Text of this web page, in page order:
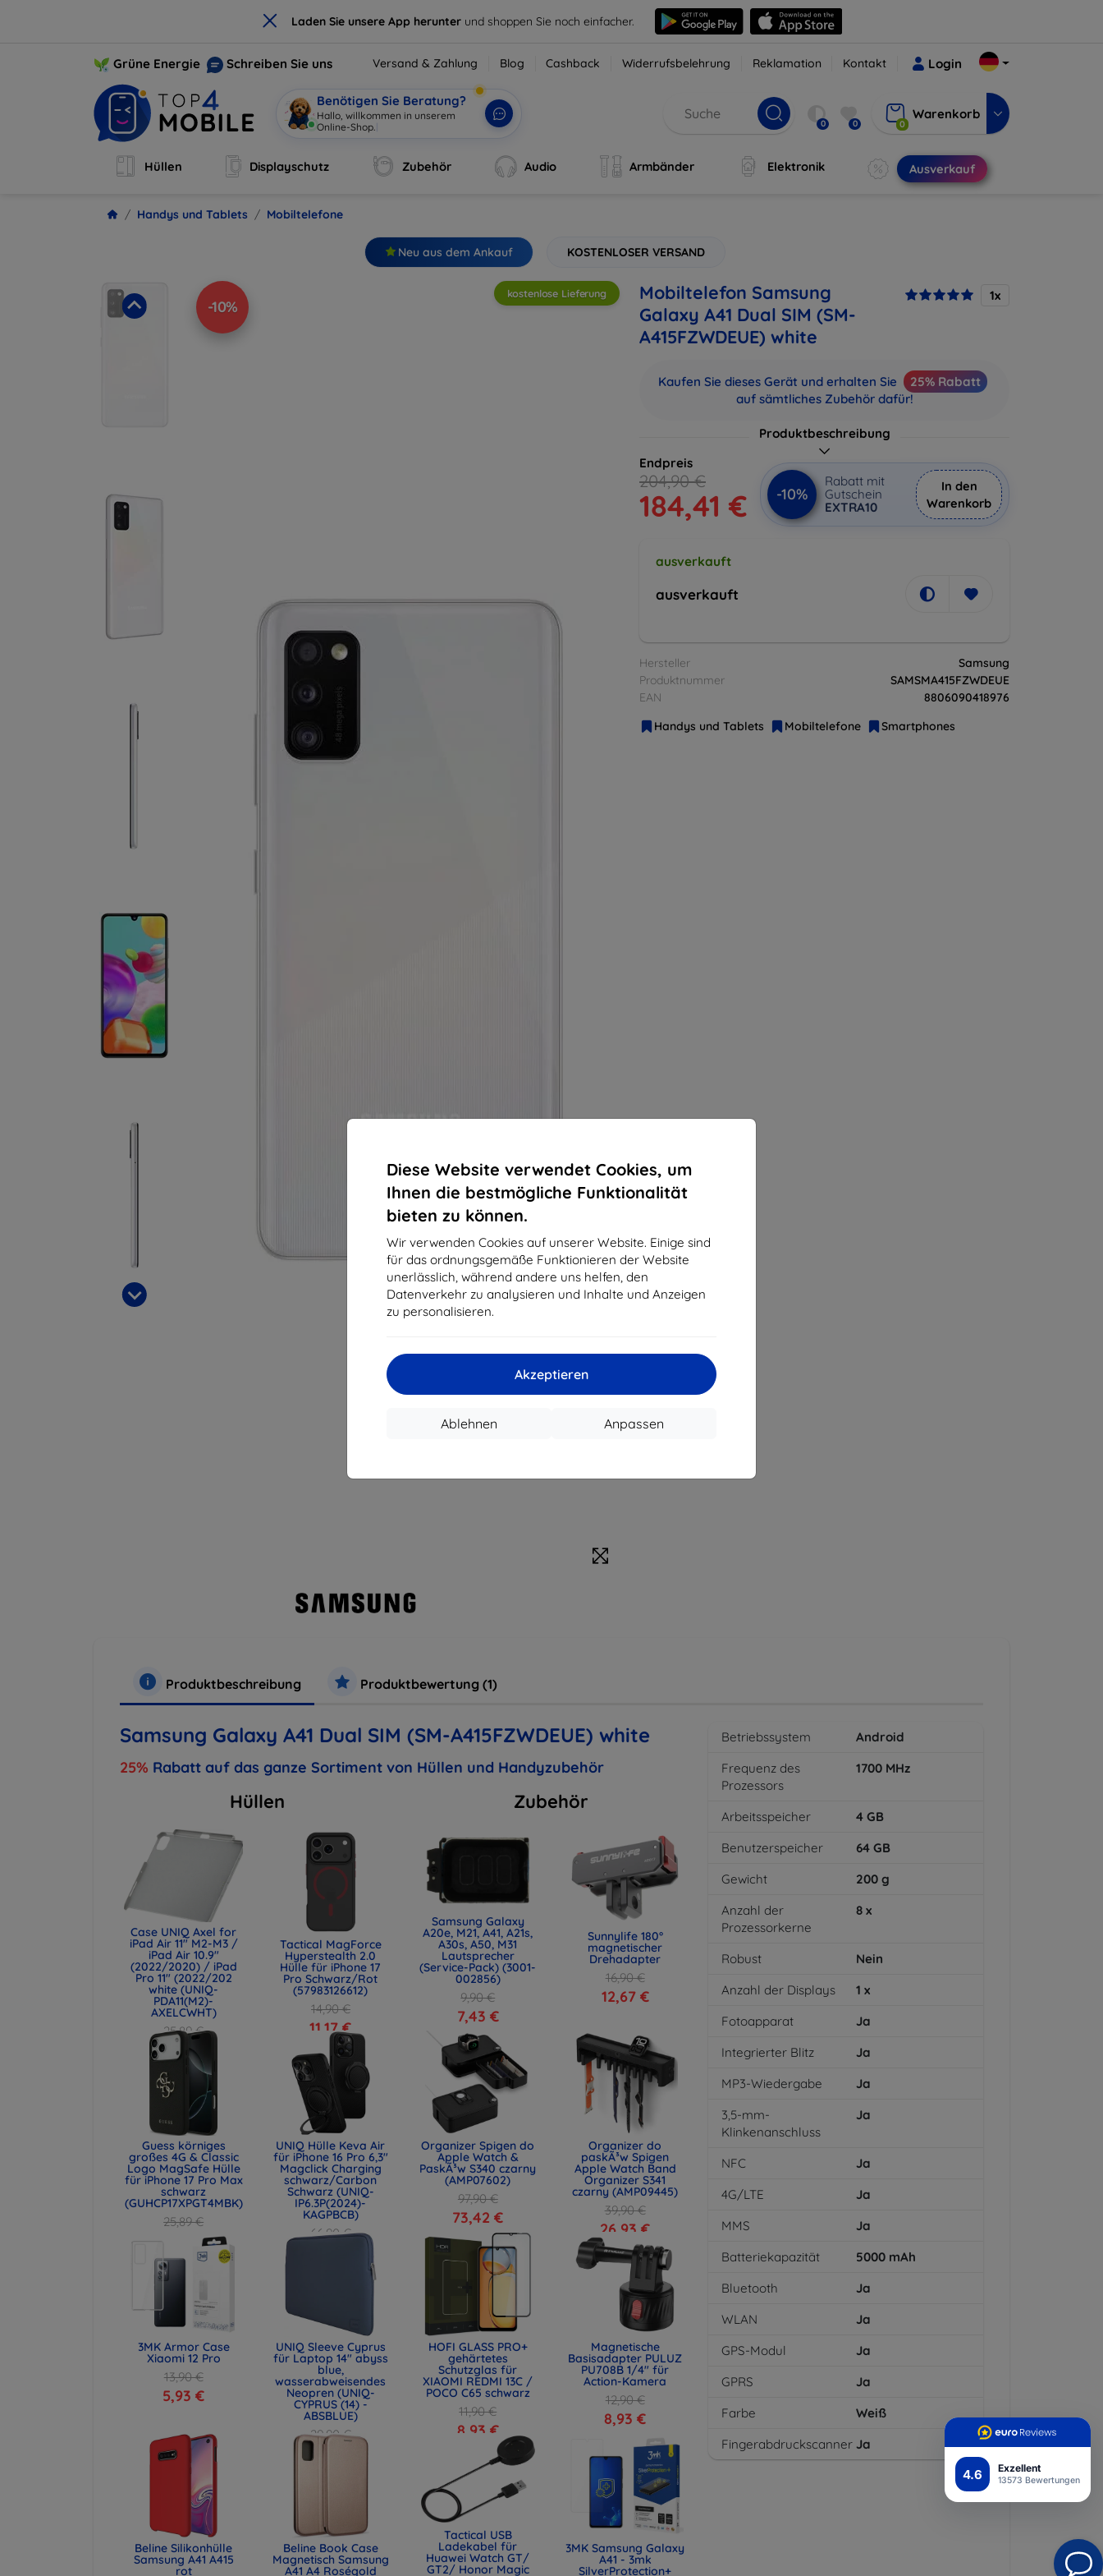
× Laden Sie unsere App herunter und shoppen Sie noch einfacher.
4.6 Exzellent
13573 Bewertungen
Diese Website verwendet Cookies, um
Ihnen die bestmögliche Funktionalität
bieten zu können.
Wir verwenden Cookies auf unserer Website. Einige sind
für das ordnungsgemäße Funktionieren der Website
unerlässlich, während andere uns helfen, den
Datenverkehr zu analysieren und Inhalte und Anzeigen
zu personalisieren.
Akzeptieren
Anpassen
Ablehnen
Grüne Energie Schreiben Sie uns Versand & Zahlung Blog Cashback Widerrufsbelehrung Reklamation Kontakt Login
Benötigen Sie Beratung?
Hallo, willkommen in unserem
Online-Shop.
0 0 0
Warenkorb
Hüllen Displayschutz Zubehör Audio Armbänder Elektronik Ausverkauf
Handys und Tablets Mobiltelefone
Neu aus dem Ankauf KOSTENLOSER VERSAND
-10%
kostenlose Lieferung
Mobiltelefon Samsung
Galaxy A41 Dual SIM (SM-
A415FZWDEUE) white
1x
Kaufen Sie dieses Gerät und erhalten Sie
25% Rabatt
auf sämtliches Zubehör dafür!
Produktbeschreibung
Endpreis
204,90 €
184,41 € -10%
Rabatt mit
Gutschein
EXTRA10
In den
Warenkorb
ausverkauft
ausverkauft
Hersteller
Samsung
Produktnummer
SAMSMA415FZWDEUE
EAN
8806090418976
Handys und Tablets
Mobiltelefone Smartphones
Produktbeschreibung Produktbewertung (1)
Samsung Galaxy A41 Dual SIM (SM-A415FZWDEUE) white
25% Rabatt auf das ganze Sortiment von Hüllen und Handyzubehör
Hüllen
Case UNIQ Axel for
iPad Air 11" M2-M3 /
iPad Air 10.9"
(2022/2020) / iPad
Pro 11" (2022/202
white (UNIQ-
PDA11(M2)-
AXELCWHT)
25,89 €
19,42 €
Tactical MagForce
Hyperstealth 2.0
Hülle für iPhone 17
Pro Schwarz/Rot
(57983126612)
14,90 €
11,17 €
Guess körniges
großes 4G & Classic
Logo MagSafe Hülle
für iPhone 17 Pro Max
schwarz
(GUHCP17XPGT4MBK)
25,89 €
19,42 €
UNIQ Hülle Keva Air
für iPhone 16 Pro 6,3"
Magclick Charging
schwarz/Carbon
Schwarz (UNIQ-
IP6.3P(2024)-
KAGPBCB)
66,90 €
3MK Armor Case
Xiaomi 12 Pro
13,90 €
5,93 €
UNIQ Sleeve Cyprus
für Laptop 14" abyss
blue,
wasserabweisendes
Neopren (UNIQ-
CYPRUS (14) -
ABSBLUE)
29,90 €
22,43 €
Beline Silikonhülle
Samsung A41 A415
rot
Beline Book Case
Magnetisch Samsung
A41 A4 Roségold
Zubehör
Samsung Galaxy
A20e, M21, A41, A21s,
A30s, A50, M31
Lautsprecher
(Service-Pack) (3001-
002856)
9,90 €
7,43 €
Sunnylife 180°
magnetischer
Drehadapter
16,90 €
12,67 €
Organizer Spigen do
Apple Watch &
PaskÃ³w S340 czarny
(AMP07602)
97,90 €
73,42 €
Organizer do
paskÃ³w Spigen
Apple Watch Band
Organizer S341
czarny (AMP09445)
39,90 €
26,93 €
HOFI GLASS PRO+
gehärtetes
Schutzglas für
XIAOMI REDMI 13C /
POCO C65 schwarz
11,90 €
8,93 €
Magnetische
Basisadapter PULUZ
PU708B 1/4" für
Action-Kamera
12,90 €
8,93 €
Tactical USB
Ladekabel für
Huawei Watch GT/
GT2/ Honor Magic
3MK Samsung Galaxy
A41 - 3mk
SilverProtection+
Betriebssystem
Android
Frequenz des
Prozessors
1700 MHz
Arbeitsspeicher 4 GB
Benutzerspeicher
64 GB
Gewicht
200 g
Anzahl der
Prozessorkerne
8 x
Robust
Nein
Anzahl der Displays
1 x
Fotoapparat
Ja
Integrierter Blitz
Ja
MP3-Wiedergabe
Ja
3,5-mm-
Klinkenanschluss
Ja
NFC
Ja
4G/LTE
Ja
MMS
Ja
Batteriekapazität
5000 mAh
Bluetooth
Ja
WLAN
Ja
GPS-Modul
Ja
GPRS
Ja
Farbe
Weiß
Fingerabdruckscanner Ja